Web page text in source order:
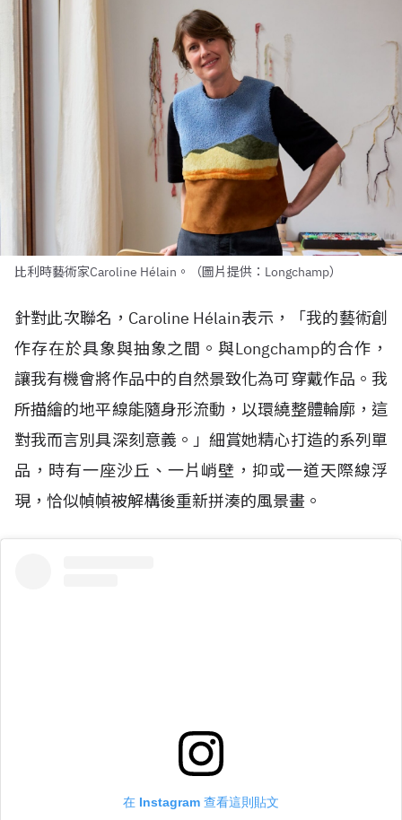
比利時藝術家Caroline Hélain。（圖片提供：Longchamp）
針對此次聯名，Caroline Hélain表示，「我的藝術創
作存在於具象與抽象之間。與Longchamp的合作，
讓我有機會將作品中的自然景致化為可穿戴作品。我
所描繪的地平線能隨身形流動，以環繞整體輪廓，這
對我而言別具深刻意義。」細賞她精心打造的系列單
品，時有一座沙丘、一片峭壁，抑或一道天際線浮
現，恰似幀幀被解構後重新拼湊的風景畫。
在 Instagram 查看這則貼文